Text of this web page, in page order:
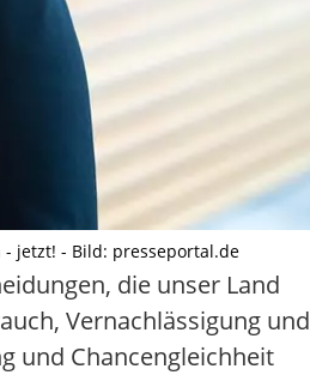
jetzt! - Bild: presseportal.de
die unser Land
Vernachlässigung und
und Chancengleichheit